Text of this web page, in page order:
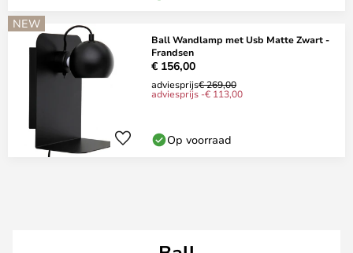
NEW
Ball Wandlamp met Usb Matte Zwart -
Frandsen
€ 156,00
adviesprijs€ 269,00
adviesprijs -€ 113,00
Op voorraad